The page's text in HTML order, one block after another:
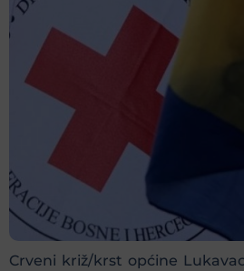
Crveni križ/krst općine